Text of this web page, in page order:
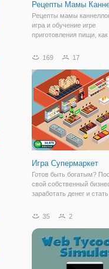
Рецепты Мамы
Рецепты мамы
игра и обучение игре
приготовления пищи, как
цилиндрического типа
начинкой и покрытые
итальянской кухни. Во-
169 17
Игра Супермаркет
Готов быть богатым?
свой собственный
заработать денег и
Она работает очень
постоянно обращает
витрины,
35 2